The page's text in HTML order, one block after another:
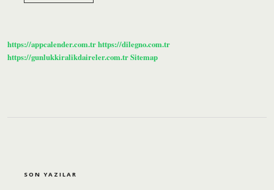
https://appcalender.com.trhttps://dilegno.com.tr
https://gunlukkiralikdaireler.com.trSitemap
SON YAZILAR